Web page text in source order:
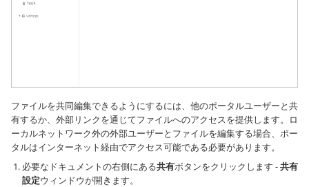
ファイルを共同編集できるようにするには、他のポータルユーザーと共
有するか、外部リンクを通じてファイルへのアクセスを提供します。ロ
ーカルネットワーク外の外部ユーザーとファイルを編集する場合、ポー
タルはインターネット経由でアクセス可能である必要があります。
必要なドキュメントの右側にある共有ボタンをクリックします -共有
設定ウィンドウが開きます。